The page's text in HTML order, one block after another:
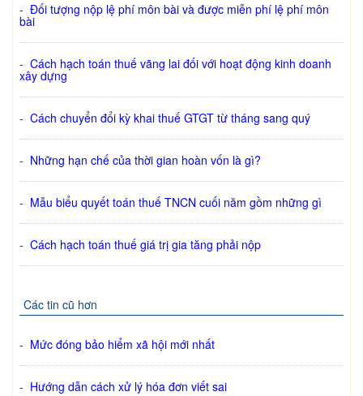
- Đối tượng nộp lệ phí môn bài và được miễn phí lệ phí môn
bài
- Cách hạch toán thuế vãng lai đối với hoạt động kinh doanh
xây dựng
- Cách chuyển đổi kỳ khai thuế GTGT từ tháng sang quý
- Những hạn chế của thời gian hoàn vốn là gì?
- Mẫu biểu quyết toán thuế TNCN cuối năm gồm những gì
- Cách hạch toán thuế giá trị gia tăng phải nộp
Các tin cũ hơn
- Mức đóng bảo hiểm xã hội mới nhất
- Hướng dẫn cách xử lý hóa đơn viết sai